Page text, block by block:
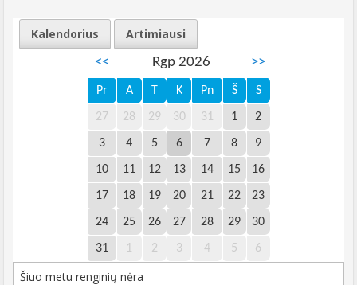
Kalendorius
Artimiausi
<<
Rgp 2026 >>
Pr A T K Pn Š S
27 28 29 30 31 1 2
3 4 5 6 7 8 9
10 11 12 13 14 15 16
17 18 19 20 21 22 23
24 25 26 27 28 29 30
31 1 2 3 4 5 6
Šiuo metu renginių nėra